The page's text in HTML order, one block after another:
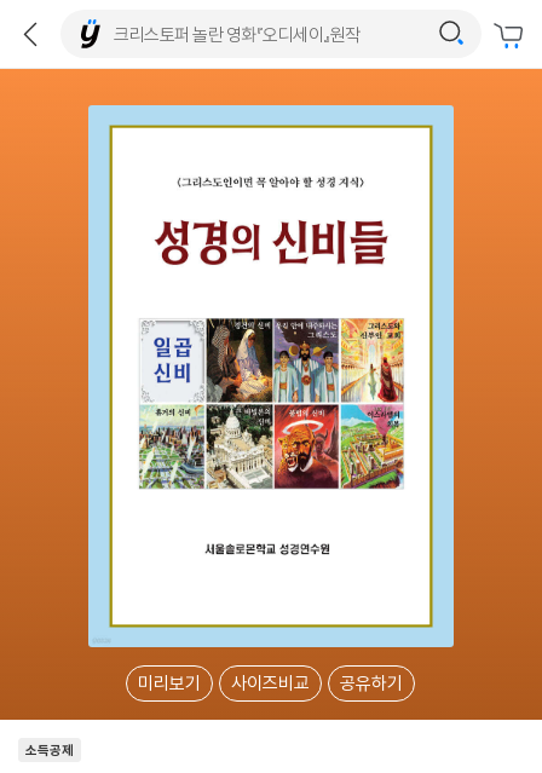
미리보기 사이즈비교 공유하기
소득공제